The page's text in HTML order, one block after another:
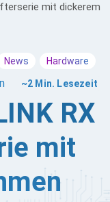
mit dickerem
News Hardware
~2 Min. Lesezeit
RX
mit